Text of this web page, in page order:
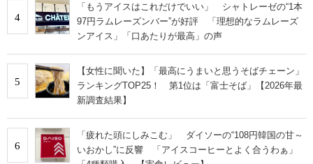
4
「もうアイスはこれだけでいい」 シャトレーゼの“1本
97円ラムレーズンバー”が好評 「理想的なラムレーズ
ンアイス」「口あたりが最高」の声
5
【女性に聞いた】「最高にうまいと思うそばチェーン」
ランキングTOP25！ 第1位は「富士そば」【2026年最
新調査結果】
6
「疲れた頭にしみこむ」 ダイソーの“108円韓国の甘～
いおかし”に反響 「アイスコーヒーとよく合うわぁ」